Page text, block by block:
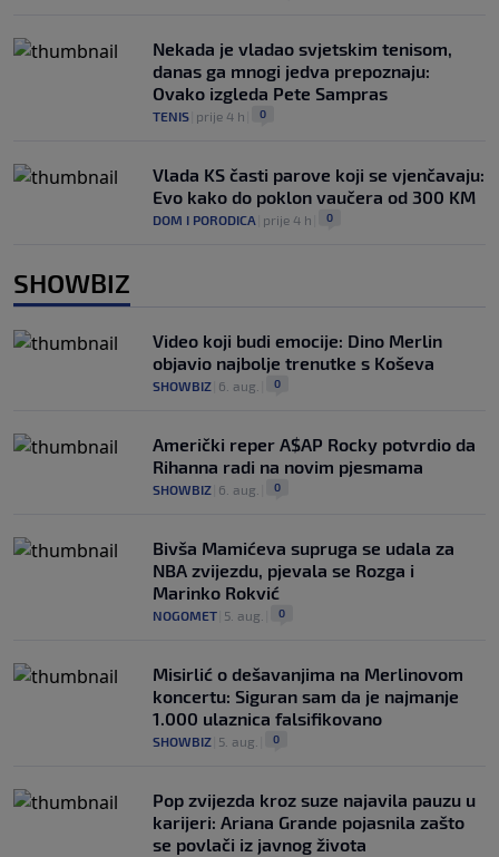
Nekada je vladao svjetskim tenisom,
danas ga mnogi jedva prepoznaju:
Ovako izgleda Pete Sampras
TENIS prije 4 h 0
Vlada KS časti parove koji se vjenčavaju:
Evo kako do poklon vaučera od 300 KM
DOM I PORODICA prije 4 h 0
SHOWBIZ
Video koji budi emocije: Dino Merlin
objavio najbolje trenutke s Koševa
SHOWBIZ 6. aug. 0
Američki reper A$AP Rocky potvrdio da
Rihanna radi na novim pjesmama
SHOWBIZ 6. aug. 0
Bivša Mamićeva supruga se udala za
NBA zvijezdu, pjevala se Rozga i
Marinko Rokvić
NOGOMET 5. aug. 0
Misirlić o dešavanjima na Merlinovom
koncertu: Siguran sam da je najmanje
1.000 ulaznica falsifikovano
SHOWBIZ 5. aug. 0
Pop zvijezda kroz suze najavila pauzu u
karijeri: Ariana Grande pojasnila zašto
se povlači iz javnog života